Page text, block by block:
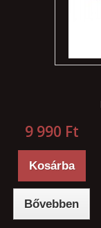
9 990 Ft‎
Kosárba
Bővebben